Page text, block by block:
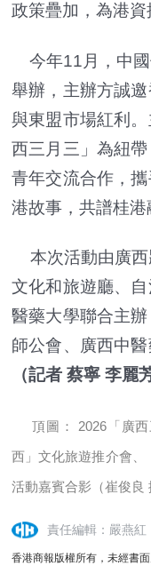
政策疊加，為港資
今年11月，中國
舉辦，主辦方誠
與東盟市場紅利
西三月三」為紐帶
青年交流合作，
港故事，共譜桂港
本次活動由廣西
文化和旅遊廳、
醫藥大學聯合主
師公會、廣西中
（記者 蔡寧 李麗
頂圖： 2026「廣
西」文化旅遊推介會、
活動嘉賓合影（崔俊良
責任編輯：嚴燕紅
香港商報版權所有，未經書面